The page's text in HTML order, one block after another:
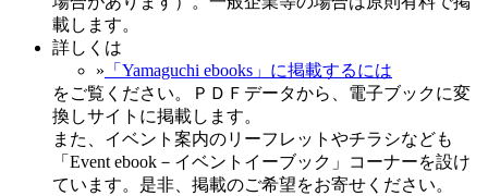
載します。
詳しくは
» 「Yamaguchi ebooks」に掲載するには
をご覧ください。ＰＤＦデータから、電子ブックに変
換しサイトに掲載します。
また、イベント案内のリーフレットやチラシなども
「Event ebook－イベントイーブック」コーナーを設け
ています。是非、掲載のご希望をお寄せください。